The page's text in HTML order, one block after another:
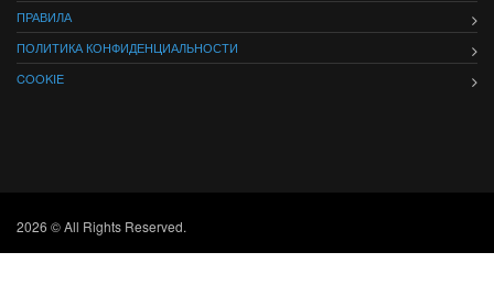
ПРАВИЛА
ПОЛИТИКА КОНФИДЕНЦИАЛЬНОСТИ
COOKIE
2026 © All Rights Reserved.